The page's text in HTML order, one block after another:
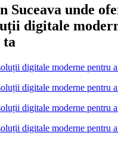
Suceava unde
digitale
ta
digitale moderne pentru
digitale moderne pentru
digitale moderne pentru
digitale moderne pentru